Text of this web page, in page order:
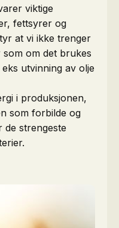
viktige
fettsyrer og
at vi ikke trenger
som om det brukes
utvinning av olje
i produksjonen,
som forbilde og
strengeste